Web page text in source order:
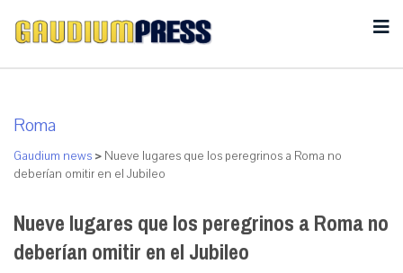
Roma
Gaudium news > Nueve lugares que los peregrinos a Roma no
deberían omitir en el Jubileo
Nueve lugares que los peregrinos a Roma no
deberían omitir en el Jubileo